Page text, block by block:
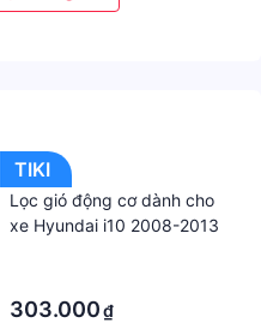
TIKI
Lọc gió động cơ dành cho
xe Hyundai i10 2008-2013
303.000₫